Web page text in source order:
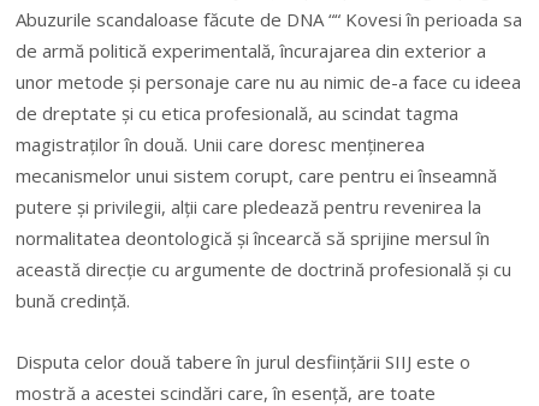
Abuzurile scandaloase făcute de DNA ““ Kovesi în perioada sa
de armă politică experimentală, încurajarea din exterior a
unor metode și personaje care nu au nimic de-a face cu ideea
de dreptate și cu etica profesională, au scindat tagma
magistraților în două. Unii care doresc menținerea
mecanismelor unui sistem corupt, care pentru ei înseamnă
putere și privilegii, alții care pledează pentru revenirea la
normalitatea deontologică și încearcă să sprijine mersul în
această direcție cu argumente de doctrină profesională și cu
bună credință.
Disputa celor două tabere în jurul desființării SIIJ este o
mostră a acestei scindări care, în esență, are toate